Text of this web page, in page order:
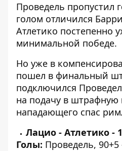
Проведель пропустил
голом отличился
Атлетико постепенно
минимальной победе.
Но уже в
пошел в финальный
подключился
на подачу в штрафную
нападающего спас
Лацио - Атлетико -
Голы: Проведель,